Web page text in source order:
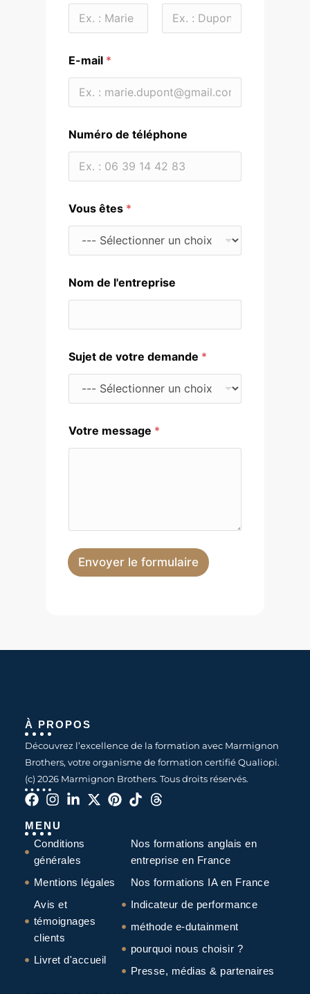
E-mail *
Numéro de téléphone
Vous êtes *
Nom de l'entreprise
V
o
Sujet de votre demande *
Votre message *
Envoyer le formulaire
À PROPOS
Découvrez l’excellence de la formation avec Marmignon
Brothers, votre organisme de formation certifié Qualiopi.
(c) 2026 Marmignon Brothers. Tous droits réservés.
MENU
Conditions
générales
Mentions légales
Avis et
témoignages
clients
Livret d'accueil
Nos formations anglais en
entreprise en France
Nos formations IA en France
Indicateur de performance
méthode e-dutainment
pourquoi nous choisir ?
Presse, médias & partenaires